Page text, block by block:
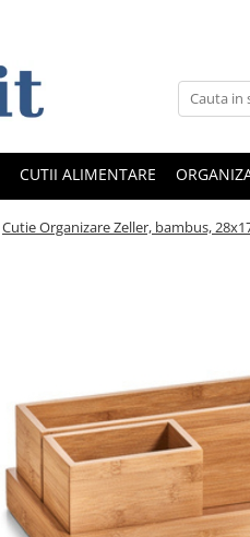
CUTII ALIMENTARE
Cutie Organizare Zeller, bambus,